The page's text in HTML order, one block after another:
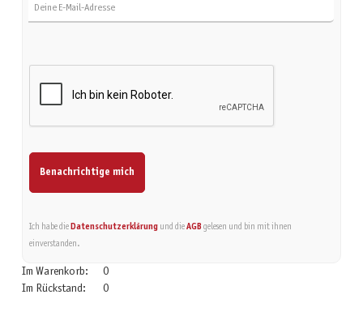
Benachrichtige mich
Ich habe die Datenschutzerklärungund die AGBgelesen und bin mit ihnen
einverstanden.
Im Warenkorb:
0
Im Rückstand:
0